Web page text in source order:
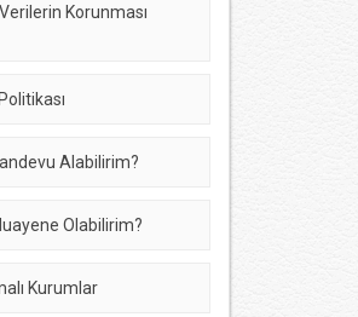
Korunması
Alabilirim?
Olabilirim?
Kurumlar